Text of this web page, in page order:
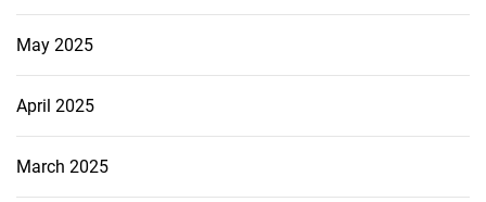
May 2025
April 2025
March 2025